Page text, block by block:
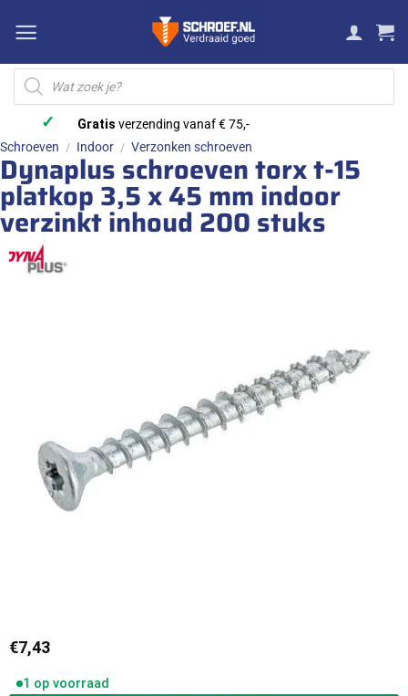
naar
inhoud
Producten
zoeken
✓ Gratis verzending vanaf € 75,-
Schroeven / Indoor / Verzonken schroeven
Dynaplus schroeven torx t-15
platkop 3,5 x 45 mm indoor
verzinkt inhoud 200 stuks
€7,43
1 op voorraad